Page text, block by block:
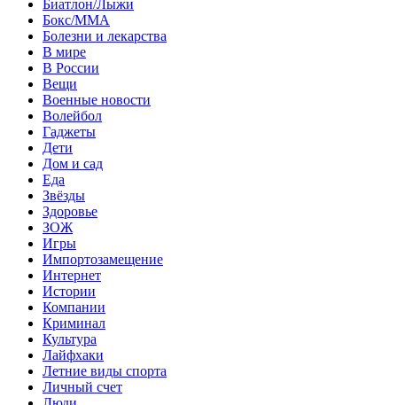
Биатлон/Лыжи
Бокс/MMA
Болезни и лекарства
В мире
В России
Вещи
Военные новости
Волейбол
Гаджеты
Дети
Дом и сад
Еда
Звёзды
Здоровье
ЗОЖ
Игры
Импортозамещение
Интернет
Истории
Компании
Криминал
Культура
Лайфхаки
Летние виды спорта
Личный счет